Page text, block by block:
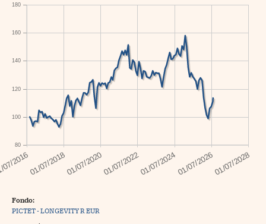
80
100
120
140
160
180
Fondo:
PICTET - LONGEVITY R EUR